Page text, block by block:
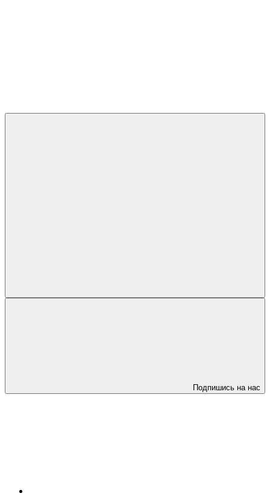
Подпишись на нас